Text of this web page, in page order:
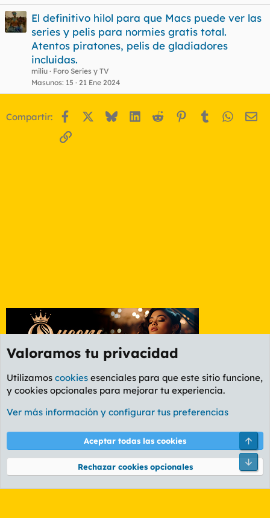
El definitivo hilol para que Macs puede ver las
series y pelis para normies gratis total.
Atentos piratones, pelis de gladiadores
incluidas.
miliu
Foro Series y TV
Masunos 15 21 Ene 2024
Compartir: Facebook BlueskyLinkedIn
Reddit Pinterest
Tumblr
Enlace
Foro General
Cookies
PL OLDSTYLE AMARILLO
Términos y reglas Política de privacidad Ayuda
Community platform by XenForo® © 2010-2026 XenForo Ltd.
Valoramos tu privacidad
Utilizamos cookies esenciales para que este sitio funcione,
y cookies opcionales para mejorar tu experiencia.
Ver más información y configurar tus preferencias
Aceptar todas las cookies
Rechazar cookies opcionales
Pie